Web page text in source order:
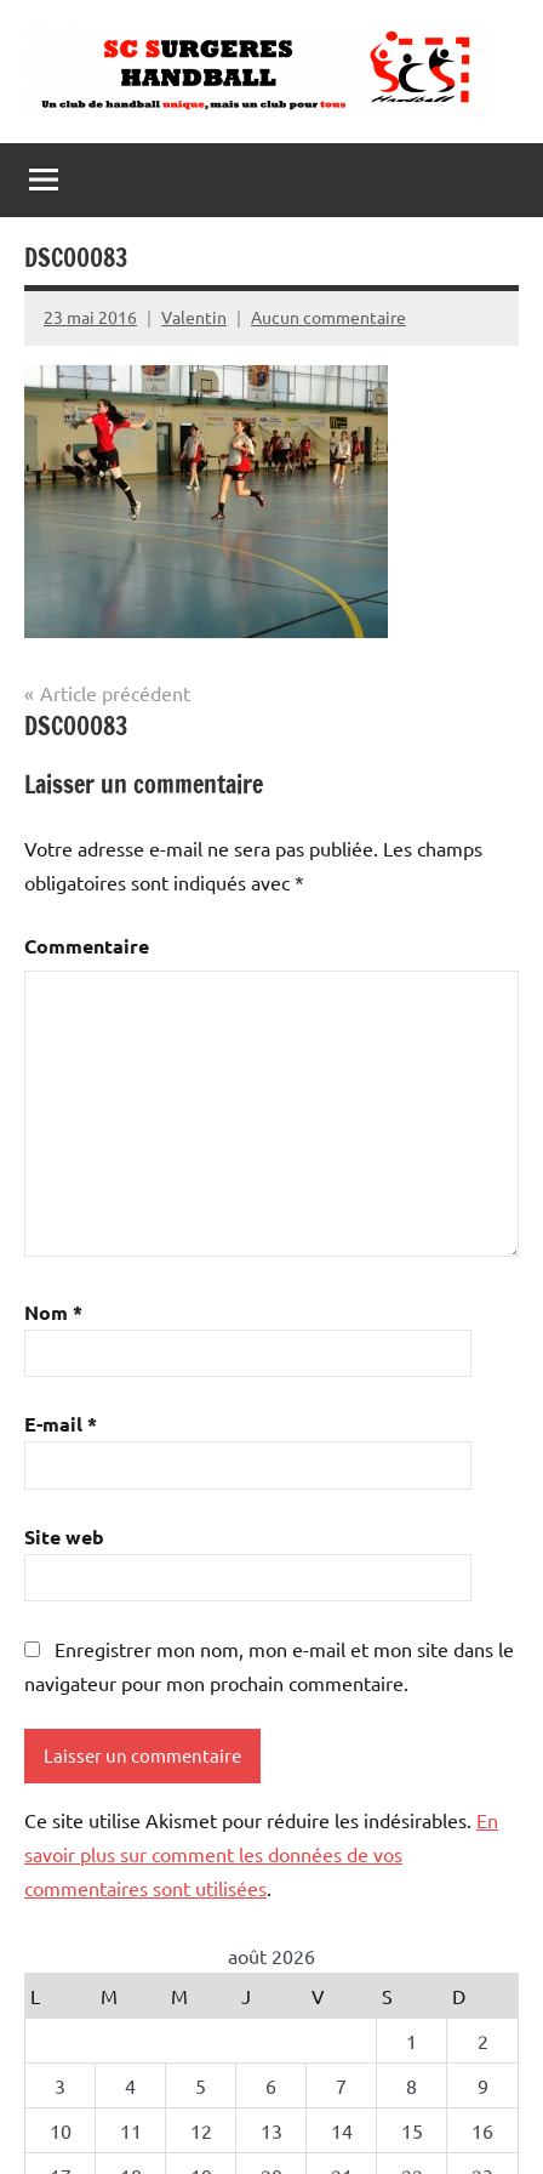
DSC00083
23 mai 2016 Valentin Aucun commentaire
Navigation
de
l’article
Article précédent
DSC00083
Laisser un commentaire
Votre adresse e-mail ne sera pas publiée. Les champs
obligatoires sont indiqués avec *
Commentaire
Nom *
E-mail*
Site web
Enregistrer mon nom, mon e-mail et mon site dans le
navigateur pour mon prochain commentaire.
Ce site utilise Akismet pour réduire les indésirables. En
savoir plus sur comment les données de vos
commentaires sont utilisées
août 2026
L
M M J V S
D
1
2
3
4 5 6 7 8
9
10
11 12 13 14 15
16